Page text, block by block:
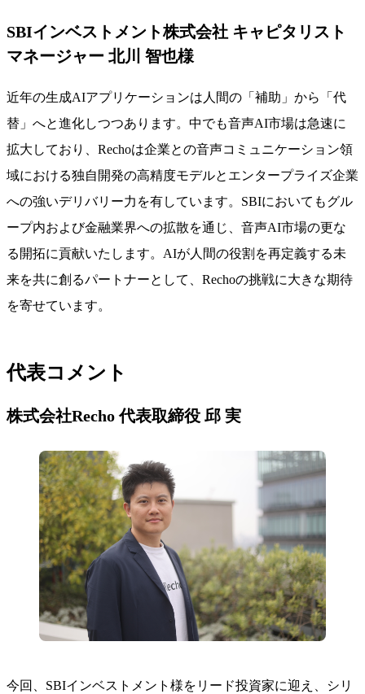
SBIインベストメント株式会社 キャピタリスト
マネージャー 北川 智也様
近年の生成AIアプリケーションは人間の「補助」から「代
替」へと進化しつつあります。中でも音声AI市場は急速に
拡大しており、Rechoは企業との音声コミュニケーション領
域における独自開発の高精度モデルとエンタープライズ企業
への強いデリバリー力を有しています。SBIにおいてもグル
ープ内および金融業界への拡散を通じ、音声AI市場の更な
る開拓に貢献いたします。AIが人間の役割を再定義する未
来を共に創るパートナーとして、Rechoの挑戦に大きな期待
を寄せています。
代表コメント
株式会社Recho 代表取締役 邱 実
今回、SBIインベストメント様をリード投資家に迎え、シリ